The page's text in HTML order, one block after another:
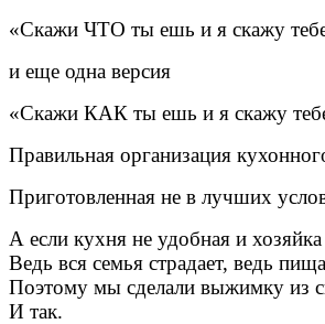
«Скажи ЧТО ты ешь и я скажу
и еще одна версия
«Скажи КАК ты ешь и я скажу
Правильная организация
Приготовленная не в лучших
А если кухня не удобная и
Ведь вся семья страдает, ведь
Поэтому мы сделали выжимку из
И так.